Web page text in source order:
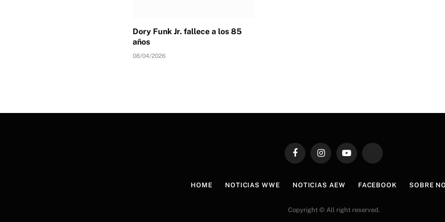
Dory Funk Jr. fallece a los 85
años
08/04/2026
FacebookInstagramYouTube TikTok
HOME NOTICIAS WWE NOTICIAS AEW FACEBOOK SOBRE
Copyright © All right reserved.